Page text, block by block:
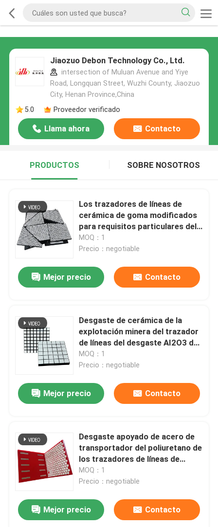
Jiaozuo Debon Technology Co., Ltd.
intersection of Muluan Avenue and Yiye
Road, Longquan Street, Wuzhi County, Jiaozuo
City, Henan Province,China
5.0
Proveedor verificado
Llama ahora Contacto
PRODUCTOS SOBRE NOSOTROS
Los trazadores de líneas de
cerámica de goma modificados
para requisitos particulares del
desgaste canalizan las tejas de
cerámica del desgaste
MOQ：1
Precio：negotiable
Mejor precio Contacto
Desgaste de cerámica de la
explotación minera del trazador
de líneas del desgaste AI2O3 del
95% - guarnición resistente
MOQ：1
Precio：negotiable
Mejor precio Contacto
Desgaste apoyado de acero de
transportador del poliuretano de
los trazadores de líneas de
cerámica del canal inclinado -
guarnición resistente
MOQ：1
Precio：negotiable
Mejor precio Contacto